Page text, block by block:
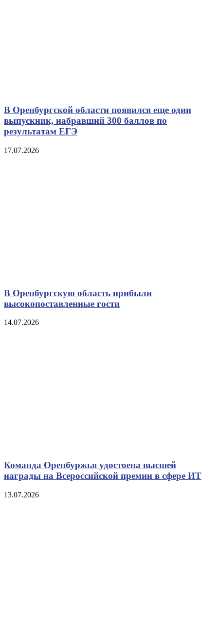
В Оренбургской области появился еще один
выпускник, набравший 300 баллов по
результатам ЕГЭ
17.07.2026
В Оренбургскую область прибыли
высокопоставленные гости
14.07.2026
Команда Оренбуржья удостоена высшей
награды на Всероссийской премии в сфере ИТ
13.07.2026